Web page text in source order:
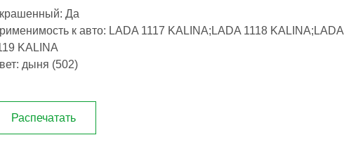
Да
к авто: LADA 1117 KALINA;LADA 1118 KALINA;LADA
KALINA
дыня (502)
Распечатать